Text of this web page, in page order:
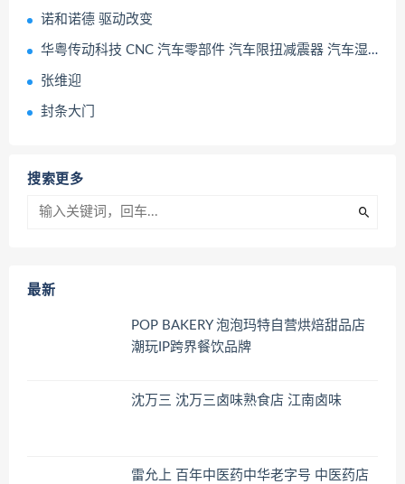
诺和诺德 驱动改变
华粤传动科技 CNC 汽车零部件 汽车限扭减震器 汽车湿式离合器
张维迎
封条大门
搜索更多
最新
POP BAKERY 泡泡玛特自营烘焙甜品店
潮玩IP跨界餐饮品牌
沈万三 沈万三卤味熟食店 江南卤味
雷允上 百年中医药中华老字号 中医药店